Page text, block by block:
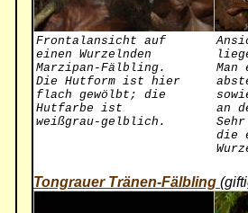
Frontalansicht auf
einen Wurzelnden
Marzipan-Fälbling.
Die Hutform ist hier
flach gewölbt; die
Hutfarbe ist
weißgrau-gelblich.
Man
an
die
Tongrauer Tränen-Fälbling